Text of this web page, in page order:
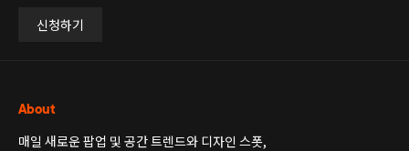
신청하기
About
매일 새로운 팝업 및 공간 트렌드와 디자인 스폿,